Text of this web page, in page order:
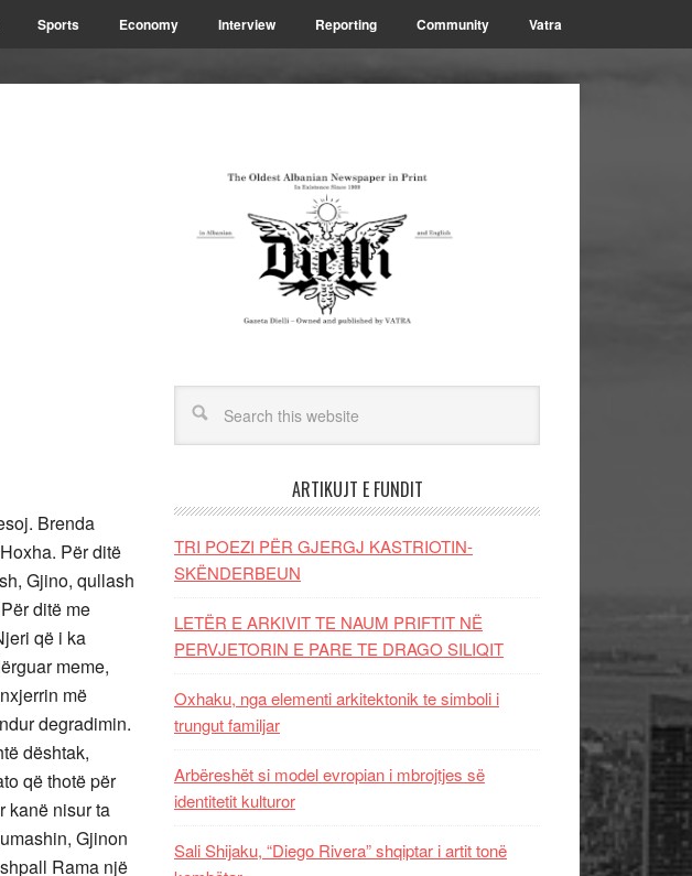
Sports Economy Interview Reporting Community Vatra
Brenda
Për ditë
Gjino, qullash
ditë me
që i ka
meme,
më
degradimin.
dështak,
që thotë për
kanë nisur ta
Gjinon
Rama një
ARTIKUJT E FUNDIT
TRI POEZI PËR GJERGJ KASTRIOTIN-
SKËNDERBEUN
LETËR E ARKIVIT TE NAUM PRIFTIT NË
PERVJETORIN E PARE TE DRAGO SILIQIT
Oxhaku, nga elementi arkitektonik te simboli i
trungut familjar
Arbëreshët si model evropian i mbrojtjes së
identitetit kulturor
Sali Shijaku, “Diego Rivera” shqiptar i artit tonë